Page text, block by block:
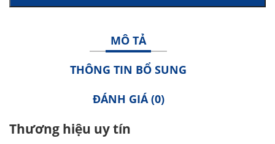
MÔ TẢ
THÔNG TIN BỔ SUNG
ĐÁNH GIÁ (0)
Thương hiệu uy tín